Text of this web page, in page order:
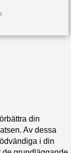
din
Av dessa
i din